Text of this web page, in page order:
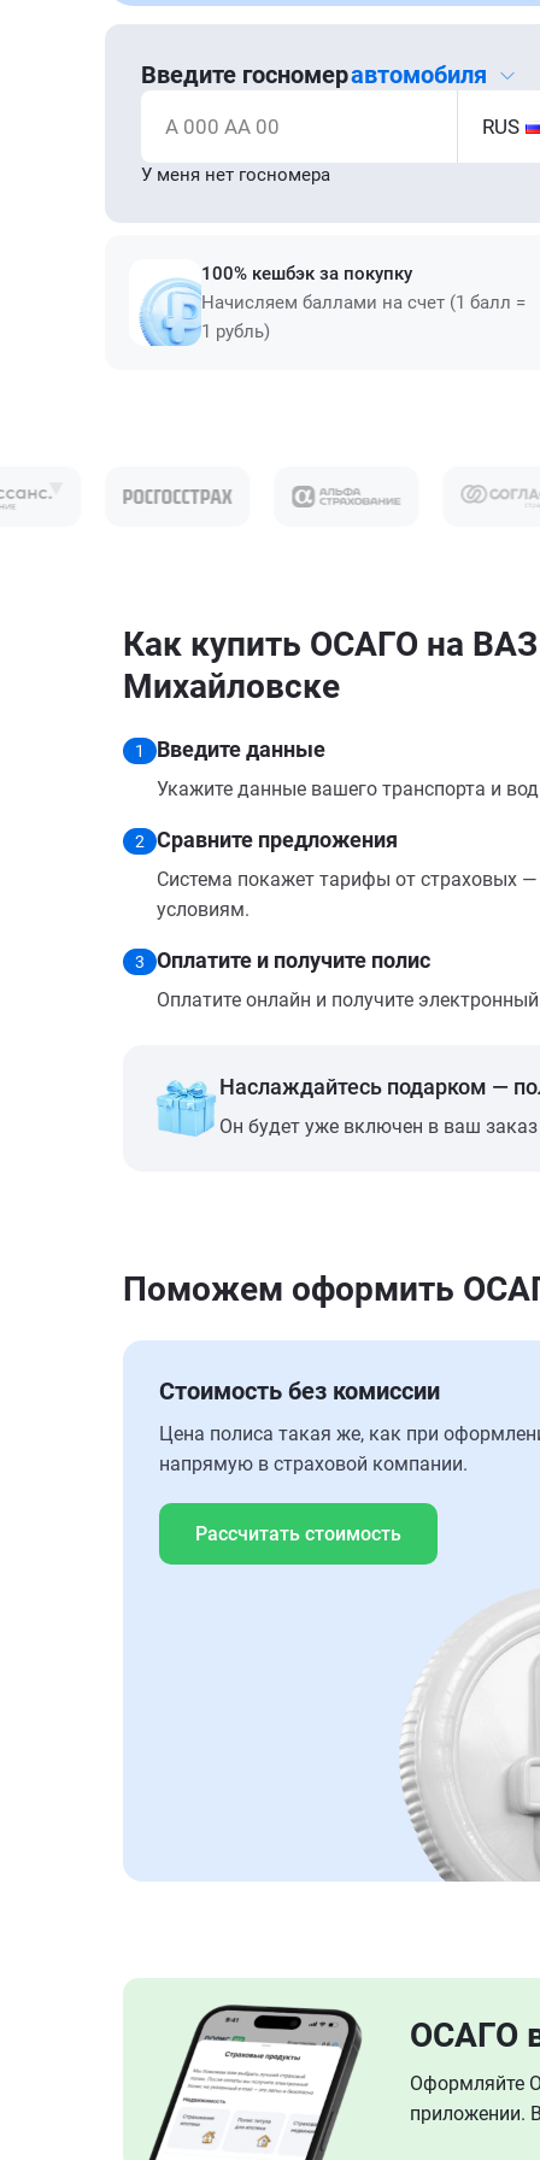
Введите госномеравтомобиля
А 000 АА 00 RUS
У меня нет госномера
100% кешбэк за покупку
Начисляем баллами на счет (1 балл =
1 рубль)
Как купить ОСАГО на
Михайловске
1 Введите данные
Укажите данные вашего транспорта и
2 Сравните предложения
Система покажет тарифы от страховых
условиям.
3 Оплатите и получите полис
Оплатите онлайн и получите
Наслаждайтесь подарком —
Он будет уже включен в ваш
Поможем оформить
Стоимость без комиссии
Цена полиса такая же, как при
напрямую в страховой компании.
Рассчитать стоимость
ОСАГО
Оформляйте
приложении.